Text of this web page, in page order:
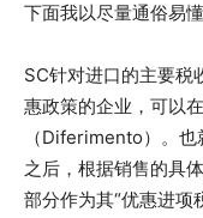
下面我以尽量通俗易
SC针对进口的主要税
惠政策的企业，可以
（Diferimento）。也
之后，根据销售的具
部分作为其“优惠进项